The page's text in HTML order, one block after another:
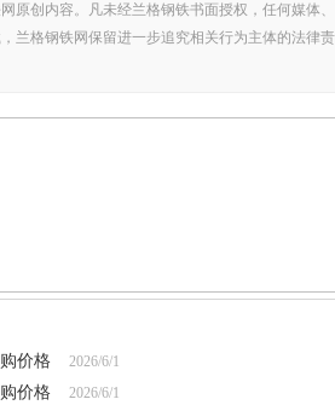
原创内容。凡未经兰格钢铁书面授权，任何媒体
兰格钢铁网保留进一步追究相关行为主体的法律
价格 2026/6/1
价格 2026/6/1